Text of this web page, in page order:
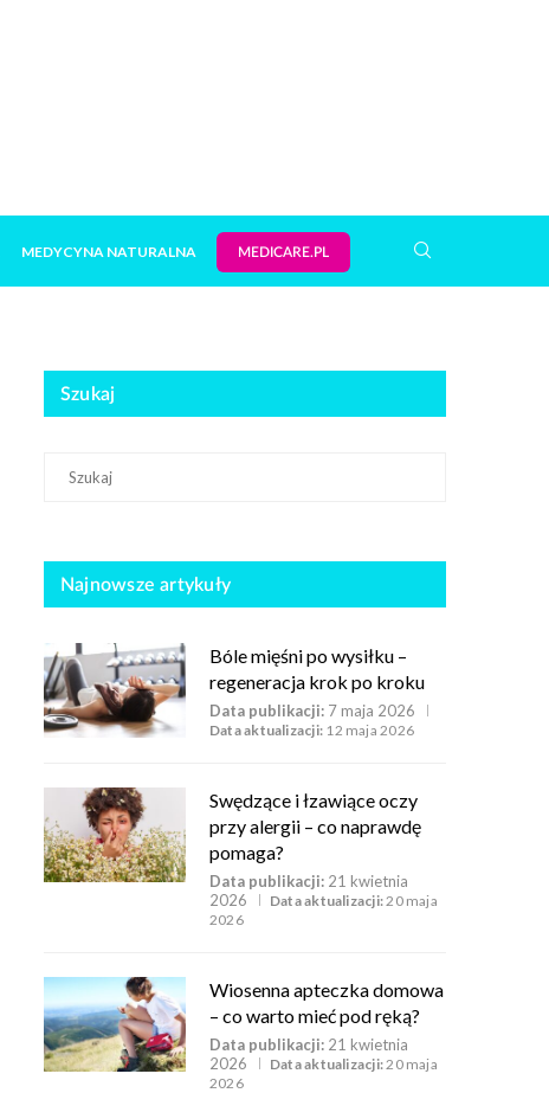
MEDYCYNA NATURALNA MEDICARE.PL
Szukaj
Najnowsze artykuły
Bóle mięśni po wysiłku –
regeneracja krok po kroku
Data publikacji: 7 maja 2026
Data aktualizacji: 12 maja 2026
Swędzące i łzawiące oczy
przy alergii – co naprawdę
pomaga?
Data publikacji: 21 kwietnia
2026
Data aktualizacji:20 maja
2026
Wiosenna apteczka domowa
– co warto mieć pod ręką?
Data publikacji: 21 kwietnia
2026
Data aktualizacji:20 maja
2026